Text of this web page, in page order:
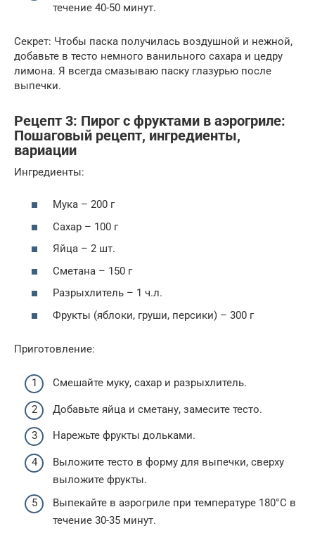
течение 40-50 минут.
Секрет: Чтобы паска получилась воздушной и нежной,
добавьте в тесто немного ванильного сахара и цедру
лимона. Я всегда смазываю паску глазурью после
выпечки.
Рецепт 3: Пирог с фруктами в аэрогриле:
Пошаговый рецепт, ингредиенты,
вариации
Ингредиенты:
Мука – 200 г
Сахар – 100 г
Яйца – 2 шт.
Сметана – 150 г
Разрыхлитель – 1 ч.л.
Фрукты (яблоки, груши, персики) – 300 г
Приготовление:
Смешайте муку, сахар и разрыхлитель.
Добавьте яйца и сметану, замесите тесто.
Нарежьте фрукты дольками.
Выложите тесто в форму для выпечки, сверху
выложите фрукты.
Выпекайте в аэрогриле при температуре 180°C в
течение 30-35 минут.